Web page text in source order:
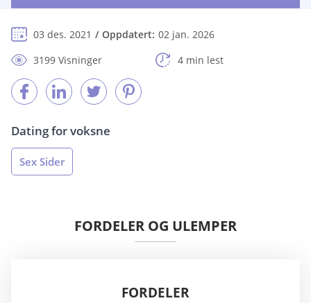
03 des. 2021 Oppdatert: 02 jan. 2026
3199 Visninger
4 min lest
Dating for voksne
Sex Sider
FORDELER OG ULEMPER
FORDELER